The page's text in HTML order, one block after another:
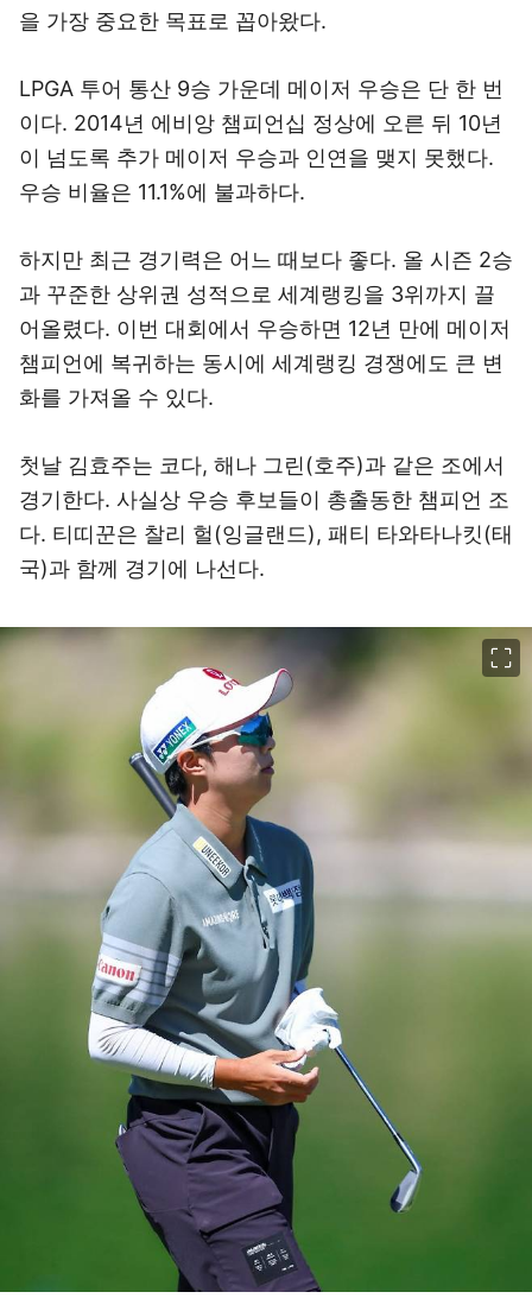
을 가장 중요한 목표로 꼽아왔다.
LPGA 투어 통산 9승 가운데 메이저 우승은 단 한 번
이다. 2014년 에비앙 챔피언십 정상에 오른 뒤 10년
이 넘도록 추가 메이저 우승과 인연을 맺지 못했다.
우승 비율은 11.1%에 불과하다.
하지만 최근 경기력은 어느 때보다 좋다. 올 시즌 2승
과 꾸준한 상위권 성적으로 세계랭킹을 3위까지 끌
어올렸다. 이번 대회에서 우승하면 12년 만에 메이저
챔피언에 복귀하는 동시에 세계랭킹 경쟁에도 큰 변
화를 가져올 수 있다.
첫날 김효주는 코다, 해나 그린(호주)과 같은 조에서
경기한다. 사실상 우승 후보들이 총출동한 챔피언 조
다. 티띠꾼은 찰리 헐(잉글랜드), 패티 타와타나킷(태
국)과 함께 경기에 나선다.